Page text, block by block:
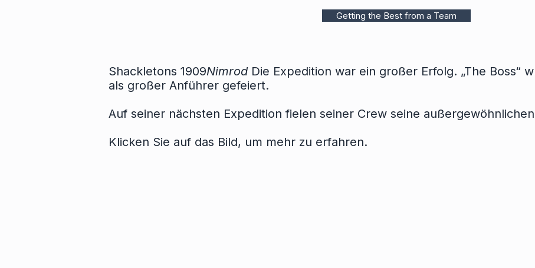
Getting the Best from a Team
Shackletons 1909NimrodDie Expedition war ein großer Erfolg. „The Boss“
als großer Anführer gefeiert.
Auf seiner nächsten Expedition fielen seiner Crew seine
Klicken Sie auf das Bild, um mehr zu erfahren.